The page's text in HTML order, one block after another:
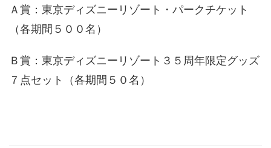
Ａ賞：東京ディズニーリゾート・パークチケット
（各期間５００名）
Ｂ賞：東京ディズニーリゾート３５周年限定グッズ
７点セット（各期間５０名）